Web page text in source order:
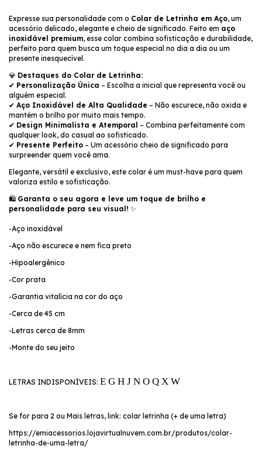
Expresse sua personalidade com o Colar de Letrinha em Aço, um
acessório delicado, elegante e cheio de significado. Feito em aço
inoxidável premium, esse colar combina sofisticação e durabilidade,
perfeito para quem busca um toque especial no dia a dia ou um
presente inesquecível.
💎 Destaques do Colar de Letrinha:
✔ Personalização Única – Escolha a inicial que representa você ou
alguém especial.
✔ Aço Inoxidável de Alta Qualidade – Não escurece, não oxida e
mantém o brilho por muito mais tempo.
✔ Design Minimalista e Atemporal – Combina perfeitamente com
qualquer look, do casual ao sofisticado.
✔ Presente Perfeito – Um acessório cheio de significado para
surpreender quem você ama.
Elegante, versátil e exclusivo, este colar é um must-have para quem
valoriza estilo e sofisticação.
🛍 Garanta o seu agora e leve um toque de brilho e
personalidade para seu visual! ✨
-Aço inoxidável
-Aço não escurece e nem fica preto
-Hipoalergênico
-Cor prata
-Garantia vitalícia na cor do aço
-Cerca de 45 cm
-Letras cerca de 8mm
-Monte do seu jeito
LETRAS INDISPONÍVEIS: E G H J N O Q X W
Se for para 2 ou Mais letras, link: colar letrinha (+ de uma letra)
https://emiacessorios.lojavirtualnuvem.com.br/produtos/colar-
letrinha-de-uma-letra/